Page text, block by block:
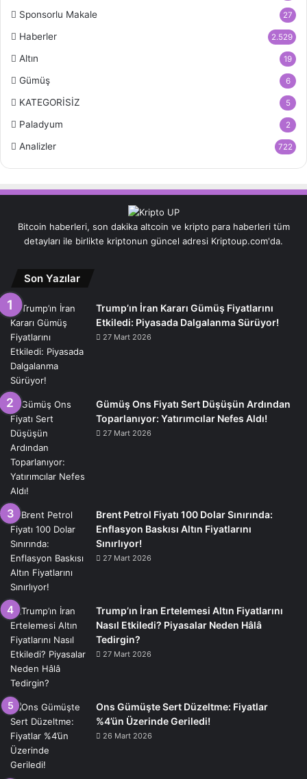
Sponsorlu Makale 27
Haberler 2.529
Altın 19
Gümüş 6
KATEGORİSİZ 5
Paladyum 2
Analizler 722
Bitcoin haberleri, son dakika altcoin ve kripto para haberleri tüm
detayları ile birlikte kriptonun güncel adresi Kriptoup.com'da.
Son Yazılar
Trump’ın İran Kararı Gümüş Fiyatlarını
Etkiledi: Piyasada Dalgalanma Sürüyor!
27 Mart 2026
Gümüş Ons Fiyatı Sert Düşüşün Ardından
Toparlanıyor: Yatırımcılar Nefes Aldı!
27 Mart 2026
Brent Petrol Fiyatı 100 Dolar Sınırında:
Enflasyon Baskısı Altın Fiyatlarını
Sınırlıyor!
27 Mart 2026
Trump’ın İran Ertelemesi Altın Fiyatlarını
Nasıl Etkiledi? Piyasalar Neden Hâlâ
Tedirgin?
27 Mart 2026
Ons Gümüşte Sert Düzeltme: Fiyatlar
%4’ün Üzerinde Geriledi!
26 Mart 2026